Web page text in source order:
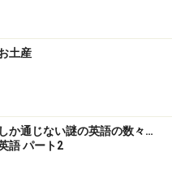
土産
か通じない謎の英語の数々…
語 パート2